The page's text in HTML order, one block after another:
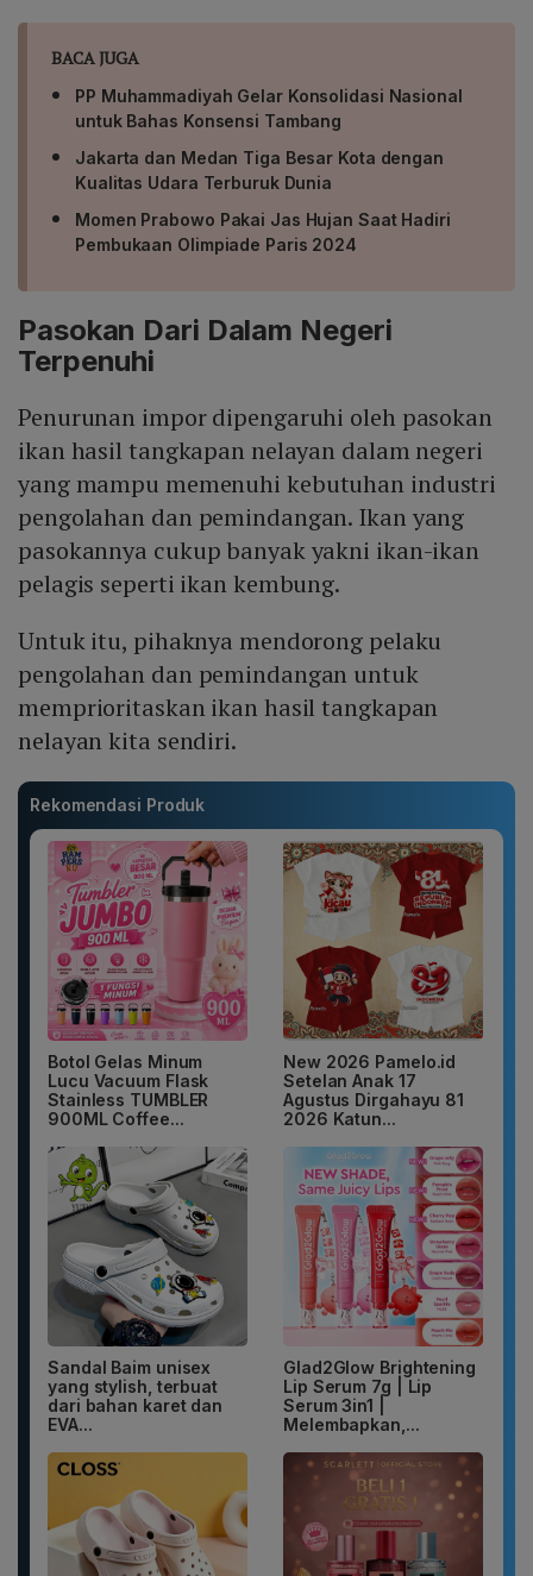
BACA JUGA
PP Muhammadiyah Gelar Konsolidasi Nasional
untuk Bahas Konsensi Tambang
Jakarta dan Medan Tiga Besar Kota dengan
Kualitas Udara Terburuk Dunia
Momen Prabowo Pakai Jas Hujan Saat Hadiri
Pembukaan Olimpiade Paris 2024
Pasokan Dari Dalam Negeri
Terpenuhi
Penurunan impor dipengaruhi oleh pasokan
ikan hasil tangkapan nelayan dalam negeri
yang mampu memenuhi kebutuhan industri
pengolahan dan pemindangan. Ikan yang
pasokannya cukup banyak yakni ikan-ikan
pelagis seperti ikan kembung.
Untuk itu, pihaknya mendorong pelaku
pengolahan dan pemindangan untuk
memprioritaskan ikan hasil tangkapan
nelayan kita sendiri.
Rekomendasi Produk
Botol Gelas Minum
Lucu Vacuum Flask
Stainless TUMBLER
900ML Coffee...
New 2026 Pamelo.id
Setelan Anak 17
Agustus Dirgahayu 81
2026 Katun...
Sandal Baim unisex
yang stylish, terbuat
dari bahan karet dan
EVA...
Glad2Glow Brightening
Lip Serum 7g | Lip
Serum 3in1 |
Melembapkan,...